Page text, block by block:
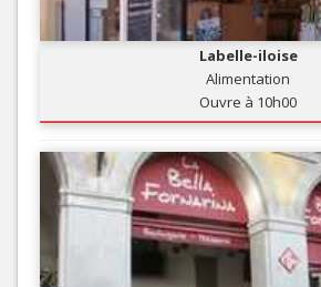
Labelle-iloise
Alimentation
Ouvre à 10h00